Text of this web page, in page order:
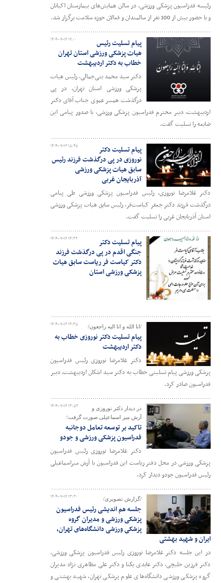
رئیسه فدراسیون پزشکی ورزشی، در سالن همایش‌های بیمارستان اکباتان
و با حضور بیش از 100 نفر از سالمندان و فعالان حوزه سلامت برگزار شد.
۱۴۰۴-۰۷-۱۶ ۱۷:۰۰
پیام تسلیت رئیس
هیات پزشکی ورزشی استان تهران
خطاب به دکتر اردیبهشت
دکتر سید محمد بنی‌جمالی، رئیس هیات
پزشکی ورزشی استان تهران، در پی
درگذشت همسر عموی جناب آقای دکتر
اردیبهشت، دبیر محترم فدراسیون پزشکی ورزشی، با صدور پیامی این
ضایعه را تسلیت گفت.
۱۴۰۴-۰۷-۱۶ ۱۵:۴۵
پیام تسلیت دکتر
نوروزی در پی درگذشت فرزند رئیس
سابق هیات پزشکی ورزشی
آذربایجان غربی
دکتر غلامرضا نوروزی، رئیس فدراسیون پزشکی ورزشی طی پیامی
درگذشت فرزند دکتر جعفر کیاست‌فر، رئیس سابق هیات پزشکی ورزشی
استان آذربایجان غربی را تسلیت گفت.
۱۴۰۴-۰۷-۱۶ ۱۴:۳۶
پیام تسلیت دکتر
جنگی اقدم در پی درگذشت فرزند
دکتر کیاست فر ریاست سابق هیات
پزشکی ورزشی استان
۱۴۰۴-۰۷-۱۶ ۱۴:۳۵ /انا الله و انا الیه راجعون/
پیام تسلیت دکتر نوروزی خطاب به
دکتر اردیبهشت
دکتر غلامرضا نوروزی رئیس فدراسیون
پزشکی ورزشی پیام تسلیتی خطاب به دکتر سید اشکان اردیبهشت، دبیر
فدراسیون صادر کرد.
۱۴۰۴-۰۷-۱۶ ۱۳:۵۳
در دیدار دکتر نوروزی و
آرش میر اسماعیلی صورت گرفت؛
تاکید بر توسعه تعامل دوجانبه
فدراسیون پزشکی ورزشی و جودو
دکتر غلامرضا نوروزی رئیس فدراسیون
پزشکی ورزشی در محل دفتر ریاست این فدراسیون با آرش میراسماعیلی
رئیس فدراسیون جودو دیدار کرد.
۱۴۰۴-۰۷-۱۶ ۱۳:۳۰ /گزارش تصویری/
جلسه هم اندیشی رئیس فدراسیون
پزشکی ورزشی و مدیران گروه
پزشکی ورزشی دانشگاه‌های تهران،
ایران و شهید بهشتی
در این جلسه دکتر غلامرضا نوروزی رئیس فدراسیون پزشکی ورزشی،
دکتر فرزین حلبچی، دکتر عابدی یکتا و دکتر علی مظاهری نژاد مدیران
گروه پزشکی ورزشی دانشگاه‌های علوم پزشکی تهران، شهید بهشتی و